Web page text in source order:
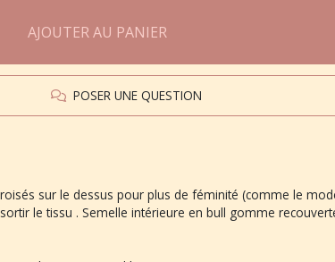
AJOUTER AU PANIER
POSER UNE QUESTION
sur le dessus pour plus de féminité (comme le
le tissu . Semelle intérieure en bull gomme